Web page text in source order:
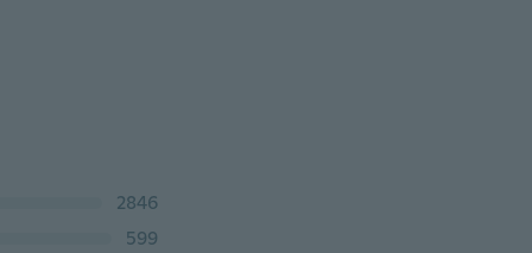
2846
599